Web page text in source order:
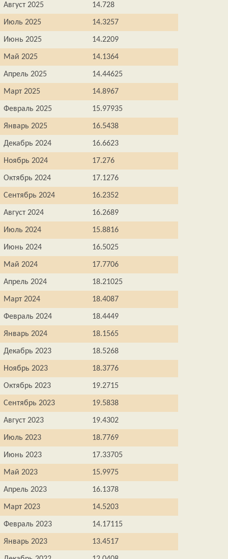
Август 2025 14.728
Июль 2025 14.3257
Июнь 2025 14.2209
Май 2025 14.1364
Апрель 2025 14.44625
Март 2025 14.8967
Февраль 2025 15.97935
Январь 2025 16.5438
Декабрь 2024 16.6623
Ноябрь 2024 17.276
Октябрь 2024 17.1276
Сентябрь 2024 16.2352
Август 2024 16.2689
Июль 2024 15.8816
Июнь 2024 16.5025
Май 2024 17.7706
Апрель 2024 18.21025
Март 2024 18.4087
Февраль 2024 18.4449
Январь 2024 18.1565
Декабрь 2023 18.5268
Ноябрь 2023 18.3776
Октябрь 2023 19.2715
Сентябрь 2023 19.5838
Август 2023 19.4302
Июль 2023 18.7769
Июнь 2023 17.33705
Май 2023 15.9975
Апрель 2023 16.1378
Март 2023 14.5203
Февраль 2023 14.17115
Январь 2023 13.4517